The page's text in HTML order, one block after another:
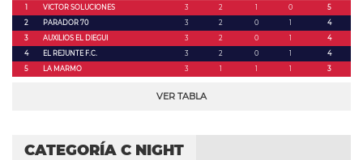
1 VICTOR SOLUCIONES 3 2 1 0
5
2
PARADOR 70 3 2 0 1
4
3
AUXILIOS EL DIEGUI 3 2 0 1
4
4
EL REJUNTE F.C. 3 2 0 1
4
5
LA MARMO 3 1 1 1 3
VER TABLA
CATEGORÍA C NIGHT